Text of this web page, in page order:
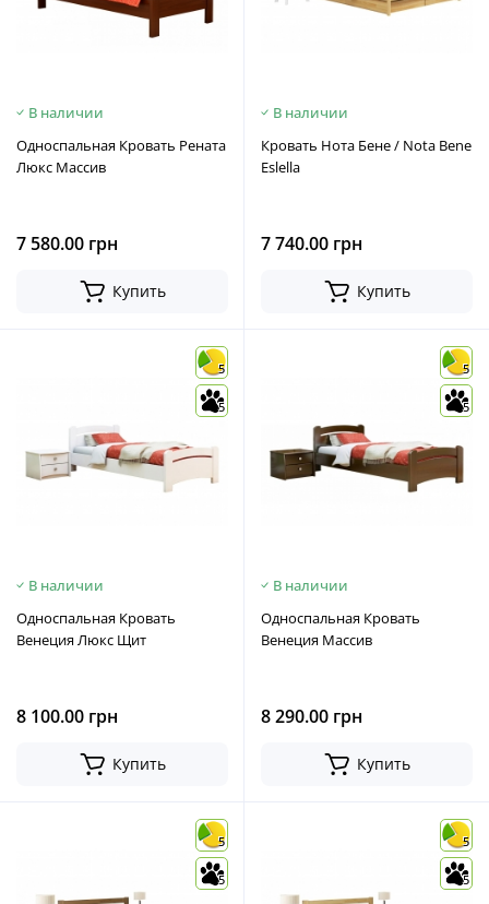
В наличии
Односпальная Кровать Рената
Люкс Массив
7 580.00 грн
Купить
В наличии
Кровать Нота Бене / Nota Bene
Eslella
7 740.00 грн
Купить
5
5
В наличии
Односпальная Кровать
Венеция Люкс Щит
8 100.00 грн
Купить
5
5
В наличии
Односпальная Кровать
Венеция Массив
8 290.00 грн
Купить
5
5
5
5